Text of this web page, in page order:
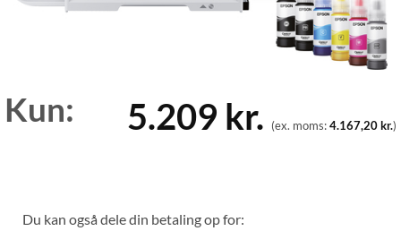
Kun: 5.209 kr. (ex. moms:4.167,20kr.)
Du kan også dele din betaling op for: